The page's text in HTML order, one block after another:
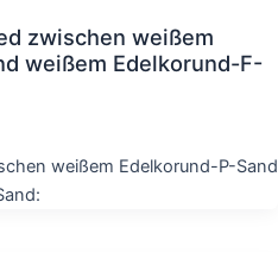
zwischen weißem
weißem Edelkorund-F-
weißem Edelkorund-P-Sand